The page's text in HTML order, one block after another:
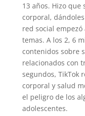
13 años. Hizo
corporal,
red social
temas. A los 2, 6
contenidos sobre
relacionados con
segundos, TikTok
corporal y salud
el peligro de los
adolescentes.